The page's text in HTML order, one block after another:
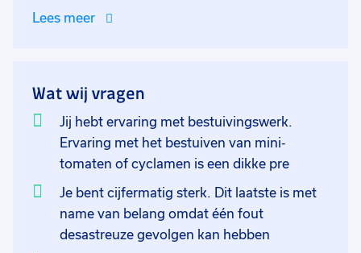
07:30 - 08:30 uur.
Lees meer
Wat wij vragen
Jij hebt ervaring met bestuivingswerk.
Ervaring met het bestuiven van mini-
tomaten of cyclamen is een dikke pre
Je bent cijfermatig sterk. Dit laatste is met
name van belang omdat één fout
desastreuze gevolgen kan hebben